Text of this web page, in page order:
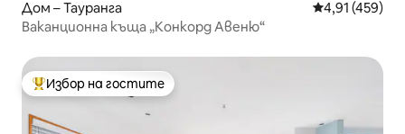
Дом – Тауранга Средна
4,91 (459)
Ваканционна къща „Конкорд Авеню“
Най-популярен избор на гостите
Избор на гостите